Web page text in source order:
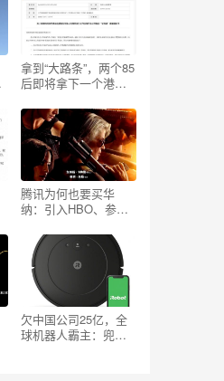
拿到“大路条”，两个85
后即将拿下一个港股
腾讯为何也要买华
纳：引入HBO、参投
欠中国公司25亿，全
球机器人霸主：兜里